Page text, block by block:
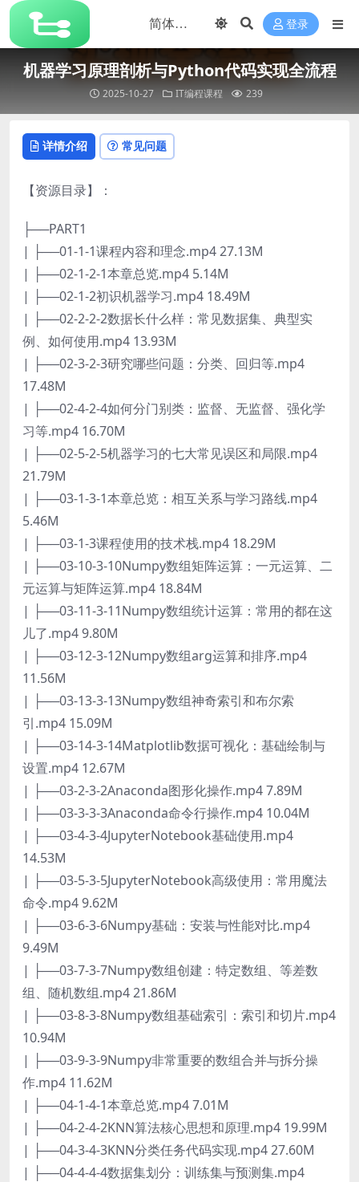
登录
机器学习原理剖析与Python代码实现全流程
2025-10-27 IT编程课程 239
详情介绍 常见问题
【资源目录】：
├──PART1
| ├──01-1-1课程内容和理念.mp4 27.13M
| ├──02-1-2-1本章总览.mp4 5.14M
| ├──02-1-2初识机器学习.mp4 18.49M
| ├──02-2-2-2数据长什么样：常见数据集、典型实
例、如何使用.mp4 13.93M
| ├──02-3-2-3研究哪些问题：分类、回归等.mp4
17.48M
| ├──02-4-2-4如何分门别类：监督、无监督、强化学
习等.mp4 16.70M
| ├──02-5-2-5机器学习的七大常见误区和局限.mp4
21.79M
| ├──03-1-3-1本章总览：相互关系与学习路线.mp4
5.46M
| ├──03-1-3课程使用的技术栈.mp4 18.29M
| ├──03-10-3-10Numpy数组矩阵运算：一元运算、二
元运算与矩阵运算.mp4 18.84M
| ├──03-11-3-11Numpy数组统计运算：常用的都在这
儿了.mp4 9.80M
| ├──03-12-3-12Numpy数组arg运算和排序.mp4
11.56M
| ├──03-13-3-13Numpy数组神奇索引和布尔索
引.mp4 15.09M
| ├──03-14-3-14Matplotlib数据可视化：基础绘制与
设置.mp4 12.67M
| ├──03-2-3-2Anaconda图形化操作.mp4 7.89M
| ├──03-3-3-3Anaconda命令行操作.mp4 10.04M
| ├──03-4-3-4JupyterNotebook基础使用.mp4
14.53M
| ├──03-5-3-5JupyterNotebook高级使用：常用魔法
命令.mp4 9.62M
| ├──03-6-3-6Numpy基础：安装与性能对比.mp4
9.49M
| ├──03-7-3-7Numpy数组创建：特定数组、等差数
组、随机数组.mp4 21.86M
| ├──03-8-3-8Numpy数组基础索引：索引和切片.mp4
10.94M
| ├──03-9-3-9Numpy非常重要的数组合并与拆分操
作.mp4 11.62M
| ├──04-1-4-1本章总览.mp4 7.01M
| ├──04-2-4-2KNN算法核心思想和原理.mp4 19.99M
| ├──04-3-4-3KNN分类任务代码实现.mp4 27.60M
| ├──04-4-4-4数据集划分：训练集与预测集.mp4